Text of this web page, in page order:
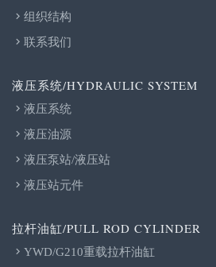
组织结构
联系我们
液压系统/HYDRAULIC SYSTEM
液压系统
液压油源
液压泵站/液压站
液压站元件
拉杆油缸/PULL ROD CYLINDER
YWD/G210重载拉杆油缸